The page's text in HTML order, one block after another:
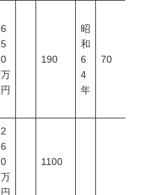
6
5
0
万
円
190
昭
和
6
4
年
70
2
6
0
万
円
1100